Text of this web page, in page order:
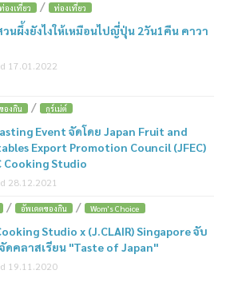
องเที่ยว / ท่องเที่ยว
วนผึ้งยังไงให้เหมือนไปญี่ปุ่น 2วัน1คืน คาวา
17.01.2022
องกิน / กูร์เม่ต์
Event จัดโดย Japan Fruit and
Export Promotion Council (JFEC)
Cooking Studio
28.12.2021
/ อัพเดตของกิน / Wom's Choice
Studio x (J.CLAIR) Singapore จับ
ดคลาสเรียน "Taste of Japan"
19.11.2020